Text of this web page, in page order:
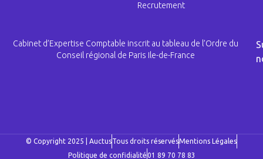
Recrutement
Cabinet d’Expertise Comptable inscrit au tableau de l’Ordre du
Conseil régional de Paris Ile-de-France
© Copyright 2025 | AuctusTous droits réservésMentions Légales
Politique de confidialité01 89 70 78 83